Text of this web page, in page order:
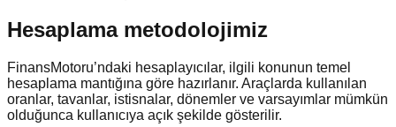
Hesaplama metodolojimiz
FinansMotoru’ndaki hesaplayıcılar, ilgili konunun temel
hesaplama mantığına göre hazırlanır. Araçlarda kullanılan
oranlar, tavanlar, istisnalar, dönemler ve varsayımlar mümkün
olduğunca kullanıcıya açık şekilde gösterilir.